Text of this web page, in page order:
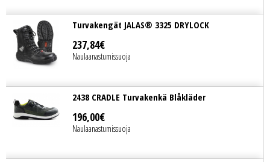
Turvakengät JALAS® 3325 DRYLOCK
237,84€
Naulaanastumissuoja
2438 CRADLE Turvakenkä Blåkläder
196,00€
Naulaanastumissuoja